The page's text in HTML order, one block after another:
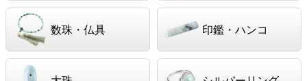
数珠・仏具 印鑑・ハンコ